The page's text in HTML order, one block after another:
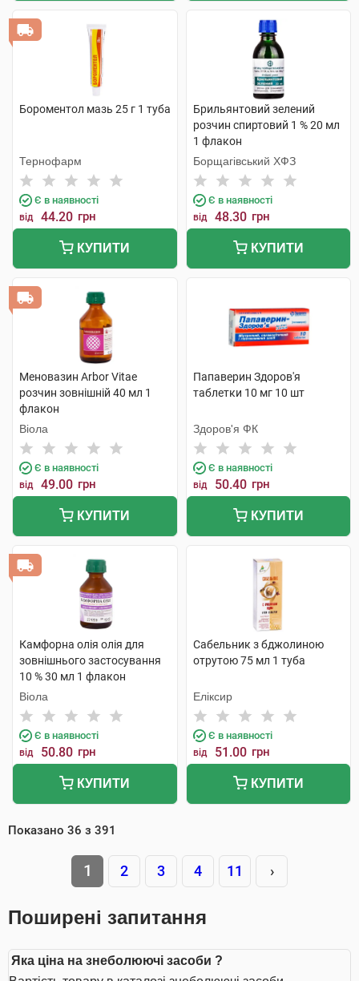
Бороментол мазь 25 г 1 туба
Тернофарм
Є в наявності
від 44.20 грн
КУПИТИ
Брильянтовий зелений
розчин спиртовий 1 % 20 мл
1 флакон
Борщагівський ХФЗ
Є в наявності
від 48.30 грн
КУПИТИ
Меновазин Arbor Vitae
розчин зовнішній 40 мл 1
флакон
Віола
Є в наявності
від 49.00 грн
КУПИТИ
Папаверин Здоров'я
таблетки 10 мг 10 шт
Здоров'я ФК
Є в наявності
від 50.40 грн
КУПИТИ
Камфорна олія олія для
зовнішнього застосування
10 % 30 мл 1 флакон
Віола
Є в наявності
від 50.80 грн
КУПИТИ
Сабельник з бджолиною
отрутою 75 мл 1 туба
Еліксир
Є в наявності
від 51.00 грн
КУПИТИ
Показано 36 з 391
1 2 3 4 11 ›
Поширені запитання
Яка ціна на знеболюючі засоби ?